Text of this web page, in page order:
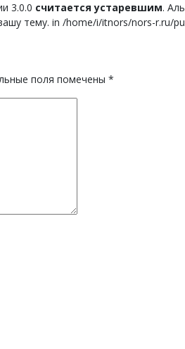
3.0.0 считается устаревшим.
тему. in /home/i/itnors/nors-r.ru/
поля помечены *